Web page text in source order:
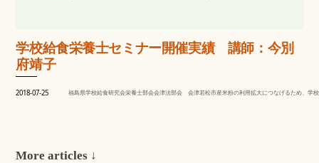
学校給食栄養士セミナー開催実績 講師：今別
府靖子
2018-07-25 福島県学校給食研究会栄養士部会会津法部会　会津若松市産米粉の利用拡大につなげるため、
More articles ↓